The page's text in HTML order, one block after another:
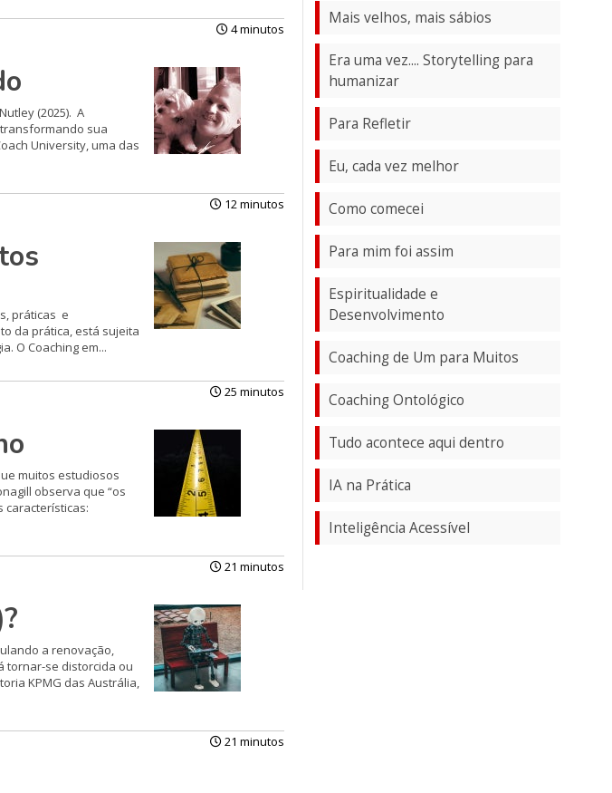
4 minutos
(2025). A
sua
University, uma das
12 minutos
práticas e
da prática, está sujeita
O Coaching em...
25 minutos
muitos estudiosos
observa que “os
características:
21 minutos
a renovação,
tornar-se distorcida ou
KPMG das Austrália,
21 minutos
Mais velhos, mais sábios
Era uma vez.... Storytelling para
humanizar
Para Refletir
Eu, cada vez melhor
Como comecei
Para mim foi assim
Espiritualidade e
Desenvolvimento
Coaching de Um para Muitos
Coaching Ontológico
Tudo acontece aqui dentro
IA na Prática
Inteligência Acessível